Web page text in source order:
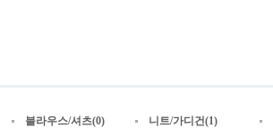
블라우스/셔츠(0) 니트/가디건(1)